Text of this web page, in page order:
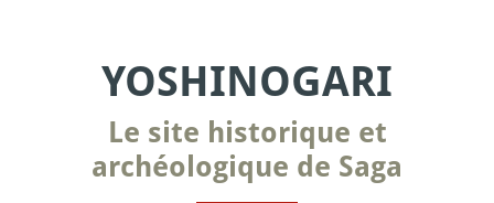
YOSHINOGARI
Le site historique et
archéologique de Saga